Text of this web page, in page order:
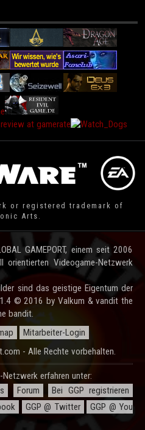
or registered trademark of
Arts.
GAMEPORT, einem seit 2006
orientierten Videogame-Netzwerk
sind das geistige Eigentum der
1.4 © 2016 by Valkum & vandit the
bandit.
Mitarbeiter-Login
- Alle Rechte vorbehalten.
erfahren unter:
Forum
Bei GGP registrieren
GGP @ Twitter
GGP @ You